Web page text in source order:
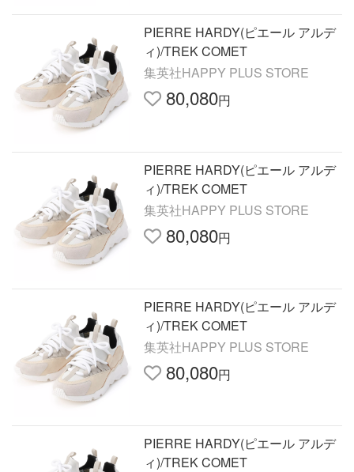
PIERRE HARDY(ピエール アルデ
ィ)/TREK COMET
集英社HAPPY PLUS STORE
80,080円
PIERRE HARDY(ピエール アルデ
ィ)/TREK COMET
集英社HAPPY PLUS STORE
80,080円
PIERRE HARDY(ピエール アルデ
ィ)/TREK COMET
集英社HAPPY PLUS STORE
80,080円
PIERRE HARDY(ピエール アルデ
ィ)/TREK COMET